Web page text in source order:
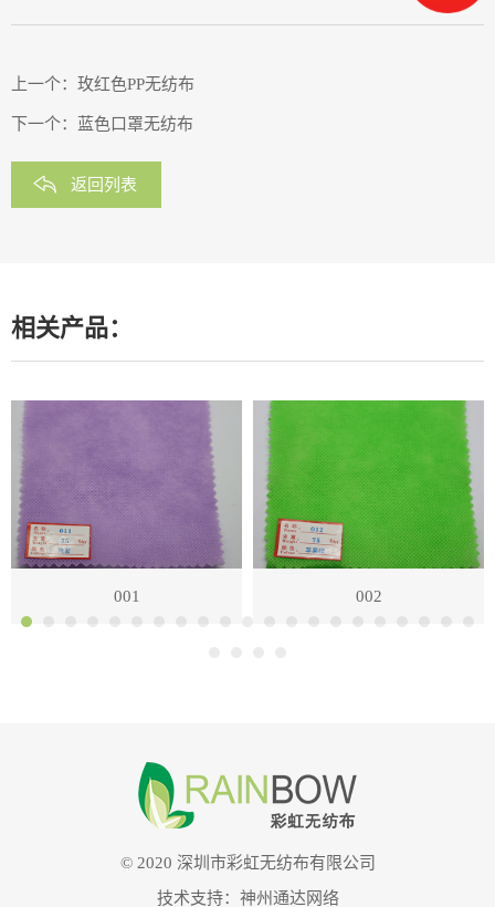
上一个： 玫红色PP无纺布
下一个： 蓝色口罩无纺布
返回列表
相关产品：
001 002
© 2020 深圳市彩虹无纺布有限公司
技术支持： 神州通达网络